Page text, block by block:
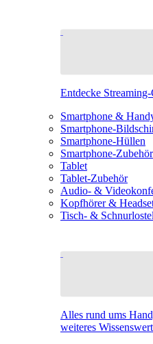
Entdecke
Smartphone &
Smartphone-
Smartphone-Hüllen
Smartphone-Zubehör
Tablet
Tablet-Zubehör
Audio- &
Kopfhörer &
Tisch- &
Alles rund ums
weiteres